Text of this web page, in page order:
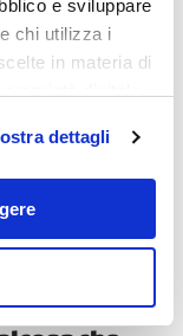
e sviluppare
chi utilizza i
in materia di
in qualsiasi
o facendo clic
posizione
di qualche
dettagli
di sfilate: